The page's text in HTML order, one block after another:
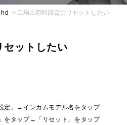
> 工場出荷時設定にリセットしたい
セットしたい
定」→インカムモデル名をタップ
をタップ→「リセット」をタップ